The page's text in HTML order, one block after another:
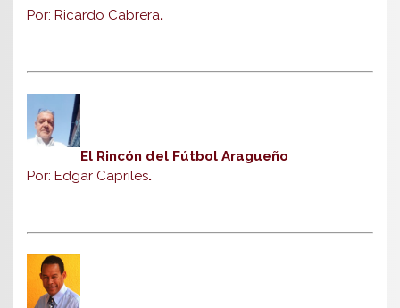
Por: Ricardo Cabrera.
El Rincón del Fútbol Aragueño
Por: Edgar Capriles.